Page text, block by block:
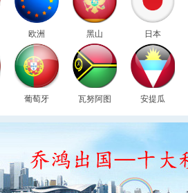
欧洲 黑山 日本
葡萄牙 瓦努阿图 安提瓜